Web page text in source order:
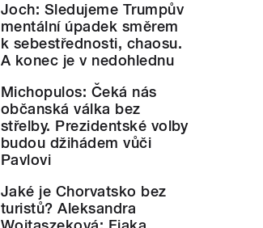
Joch: Sledujeme Trumpův
mentální úpadek směrem
k sebestřednosti, chaosu.
A konec je v nedohlednu
Michopulos: Čeká nás
občanská válka bez
střelby. Prezidentské volby
budou džihádem vůči
Pavlovi
Jaké je Chorvatsko bez
turistů? Aleksandra